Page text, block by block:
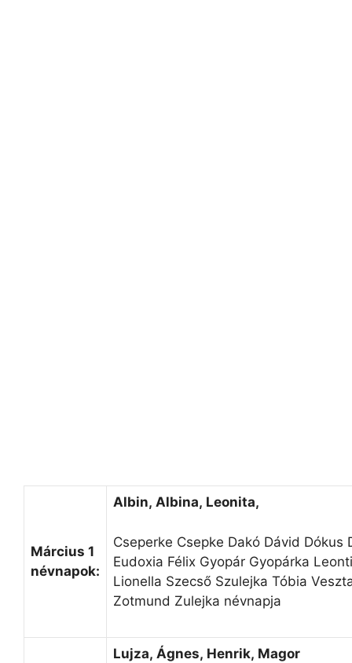
Március 1
névnapok:
Albin, Albina, Leonita,
Cseperke Csepke Dakó Dávid Dókus
Eudoxia Félix Gyopár Gyopárka
Lionella Szecső Szulejka Tóbia
Zotmund Zulejka névnapja
Lujza, Ágnes, Henrik, Magor